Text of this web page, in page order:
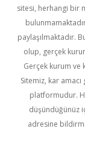
sitesi, herhangi bir
paylaşılmaktadır.
olup, gerçek
Gerçek kurum
Sitemiz, kar
platformudur.
düşündüğünüz
adresine